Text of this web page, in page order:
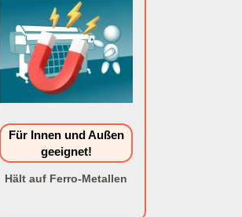
Für Innen und Außen
geeignet!
Hält auf Ferro-Metallen